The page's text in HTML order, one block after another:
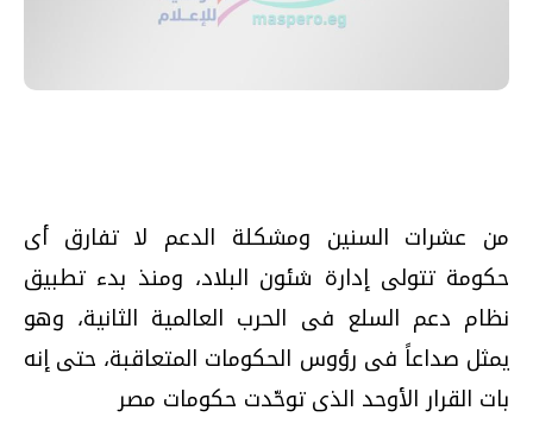
من عشرات السنين ومشكلة الدعم لا تفارق أى
حكومة تتولى إدارة شئون البلاد، ومنذ بدء تطبيق
نظام دعم السلع فى الحرب العالمية الثانية، وهو
يمثل صداعاً فى رؤوس الحكومات المتعاقبة، حتى إنه
بات القرار الأوحد الذى توحّدت حكومات مصر